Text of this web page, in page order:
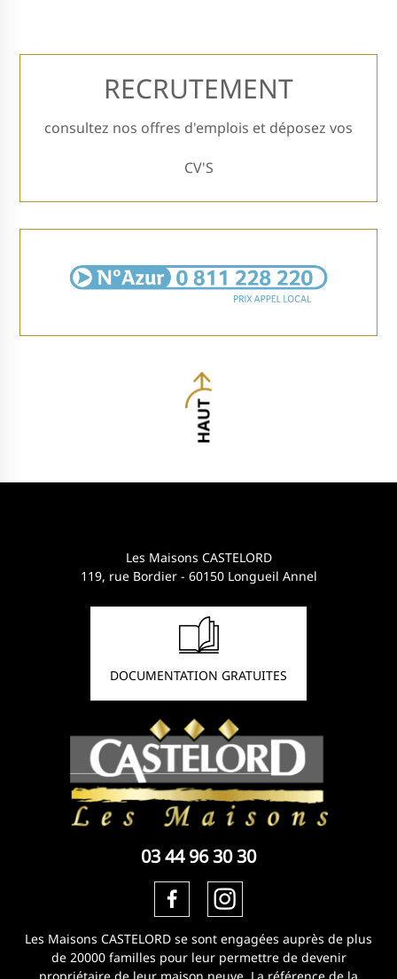
RECRUTEMENT
consultez nos offres d'emplois et déposez vos
CV'S
Les Maisons CASTELORD
119, rue Bordier - 60150 Longueil Annel
DOCUMENTATION GRATUITES
03 44 96 30 30
Les Maisons CASTELORD se sont engagées auprès de plus
de 20000 familles pour leur permettre de devenir